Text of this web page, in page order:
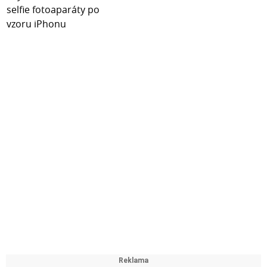
průmyslu.
Certifikáty :- OHSAS18001- ISO9001- ISO14001